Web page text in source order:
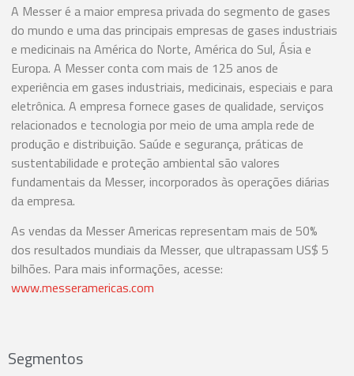
A Messer é a maior empresa privada do segmento de gases
do mundo e uma das principais empresas de gases industriais
e medicinais na América do Norte, América do Sul, Ásia e
Europa. A Messer conta com mais de 125 anos de
experiência em gases industriais, medicinais, especiais e para
eletrônica. A empresa fornece gases de qualidade, serviços
relacionados e tecnologia por meio de uma ampla rede de
produção e distribuição. Saúde e segurança, práticas de
sustentabilidade e proteção ambiental são valores
fundamentais da Messer, incorporados às operações diárias
da empresa.
As vendas da Messer Americas representam mais de 50%
dos resultados mundiais da Messer, que ultrapassam US$ 5
bilhões. Para mais informações, acesse:
www.messeramericas.com
Segmentos